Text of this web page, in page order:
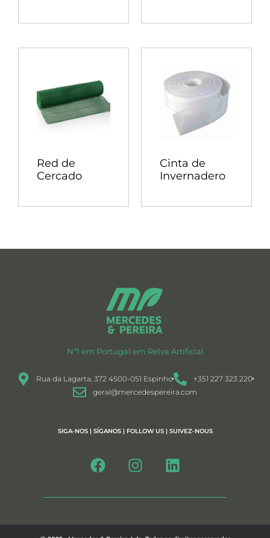
Red de
Cercado
Cinta de
Invernadero
Nº1 em Portugal em Relva Artificial
Rua da Lagarta, 372 4500-051 Espinho
+351 227 323 220
geral@mercedespereira.com
SIGA-NOS | SÍGANOS | FOLLOW US | SUIVEZ-NOUS